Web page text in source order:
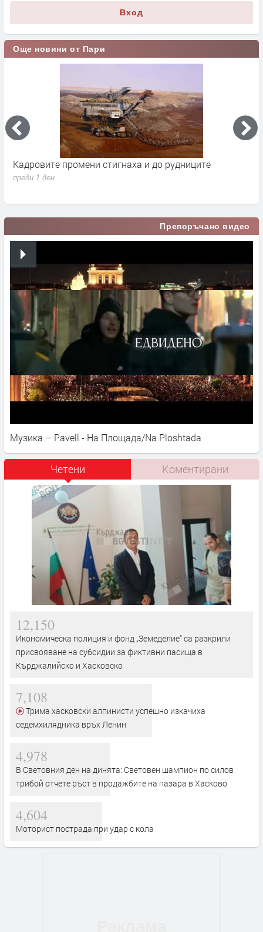
Вход
Още новини от Пари
Кадровите промени стигнаха и до рудниците
преди 1 ден
Препоръчано видео
Музика – Pavell - На Площада/Na Ploshtada
Четени Коментирани
12,150
Икономическа полиция и фонд „Земеделие“ са разкрили
присвояване на субсидии за фиктивни пасища в
Кърджалийско и Хасковско
7,108
седемхилядника връх Ленин
4,978
В Световния ден на динята: Световен шампион по силов
трибой отчете ръст в продажбите на пазара в Хасково
4,604
Моторист пострада при удар с кола